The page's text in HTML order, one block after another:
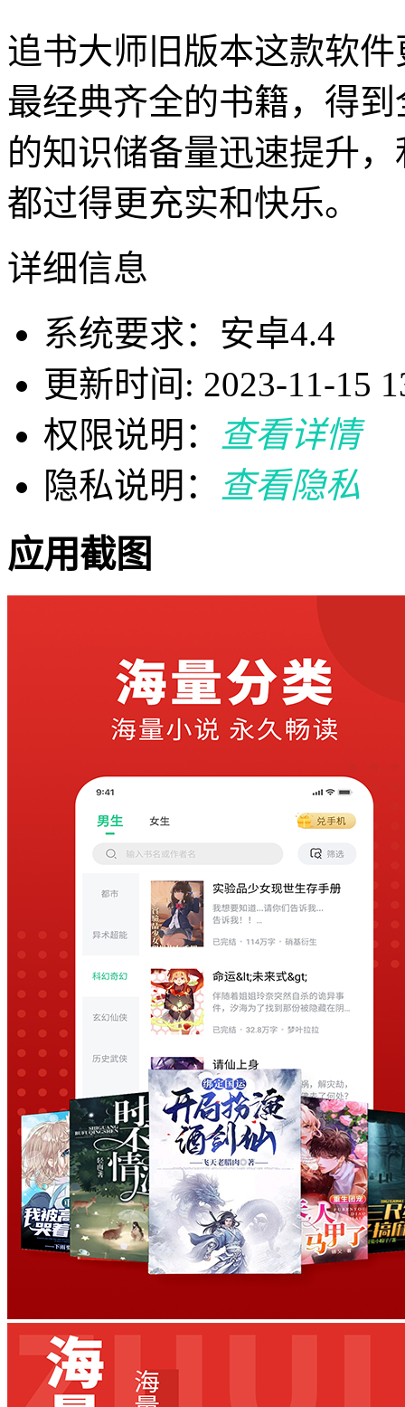
追书大师旧版本这款软
最经典齐全的书籍，得
的知识储备量迅速提升
都过得更充实和快乐。
详细信息
系统要求：安卓4.4
更新时间: 2023-11-15
权限说明：
查看详情
隐私说明：
查看隐私
应用截图